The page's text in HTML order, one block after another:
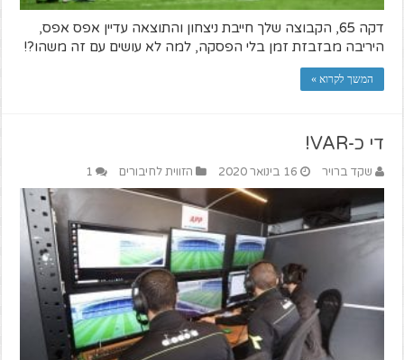
דקה 65, הקבוצה שלך חייבת ניצחון והתוצאה עדיין אפס אפס,
היריבה מבזבזת זמן בלי הפסקה, למה לא עושים עם זה משהו?!
המשך לקרוא »
די כ-VAR!
שקד ברויר 16 בינואר 2020 הזווית לחיבורים 1